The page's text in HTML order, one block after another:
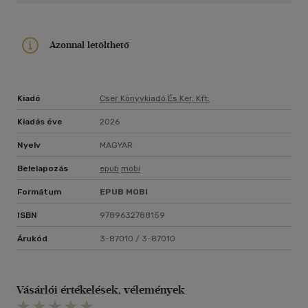
Ügyek Osztályának" egykori vezetője. Számtalan díj,
kitüntetés és elismerés birtokosa.
Azonnal letölthető
Kiadó Cser Könyvkiadó És Ker. Kft.
Kiadás éve 2026
Nyelv MAGYAR
Belelapozás epub mobi
Formátum EPUB MOBI
ISBN 9789632788159
Árukód 3-87010 / 3-87010
Vásárlói értékelések, vélemények